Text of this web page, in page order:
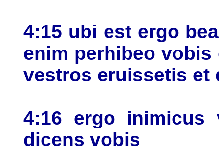
4:15 ubi est ergo
enim perhibeo
vestros eruissetis et
4:16 ergo inimicus
dicens vobis